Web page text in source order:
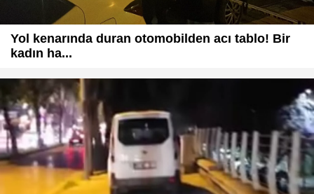
Yol kenarında duran otomobilden acı tablo! Bir
kadın ha...